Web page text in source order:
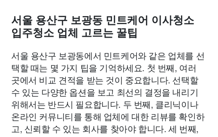
서울 용산구 보광동 민트케어 이사청소
입주청소 업체 고르는 꿀팁
서울 용산구 보광동에서 민트케어와 같은 업체를 선
택할 때는 몇 가지 팁을 기억하세요. 첫 번째, 여러
곳에서 비교 견적을 받는 것이 중요합니다. 선택할
수 있는 다양한 옵션을 보고 최선의 결정을 내리기
위해서는 반드시 필요합니다. 두 번째, 클리닉이나
온라인 커뮤니티를 통해 업체에 대한 리뷰를 확인하
고, 신뢰할 수 있는 회사를 찾아야 합니다. 세 번째,